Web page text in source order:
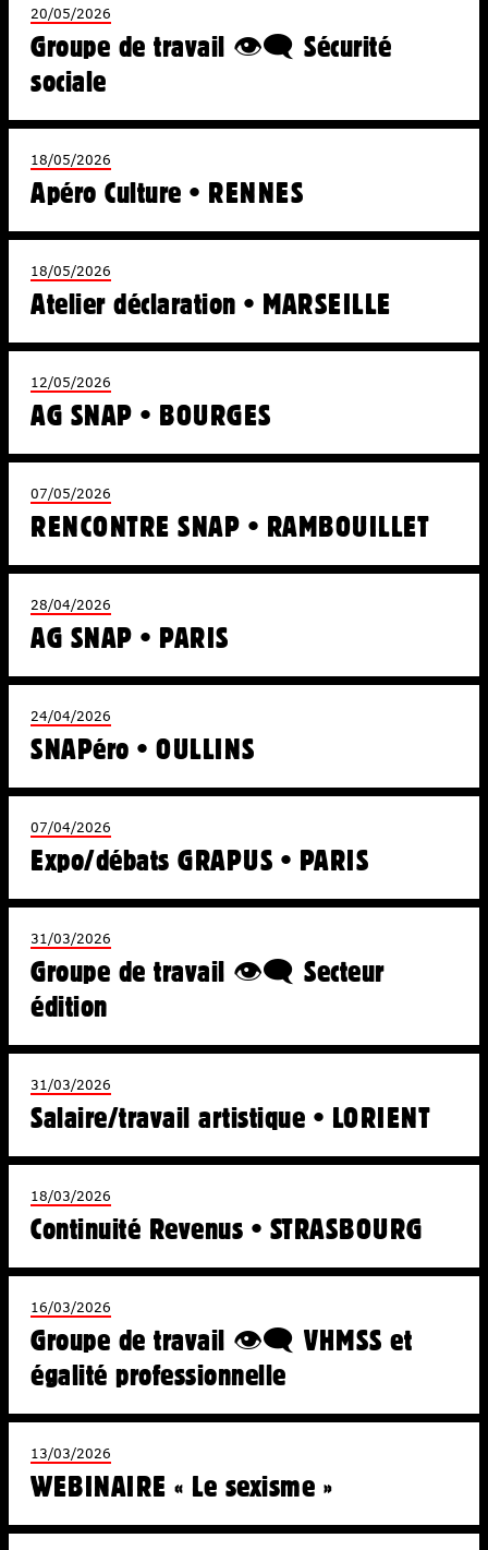
20/05/2026
Groupe de travail 👁️‍🗨️ Sécurité
sociale
18/05/2026
Apéro Culture • RENNES
18/05/2026
Atelier déclaration • MARSEILLE
12/05/2026
AG SNAP • BOURGES
07/05/2026
RENCONTRE SNAP • RAMBOUILLET
28/04/2026
AG SNAP • PARIS
24/04/2026
SNAPéro • OULLINS
07/04/2026
Expo/débats GRAPUS • PARIS
31/03/2026
Groupe de travail 👁️‍🗨️ Secteur
édition
31/03/2026
Salaire/travail artistique • LORIENT
18/03/2026
Continuité Revenus • STRASBOURG
16/03/2026
Groupe de travail 👁️‍🗨️ VHMSS et
égalité professionnelle
13/03/2026
WEBINAIRE « Le sexisme »